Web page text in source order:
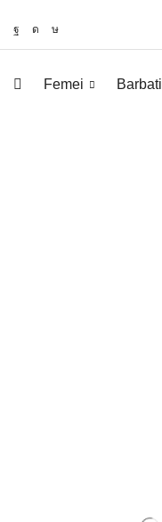
Femei Barbati